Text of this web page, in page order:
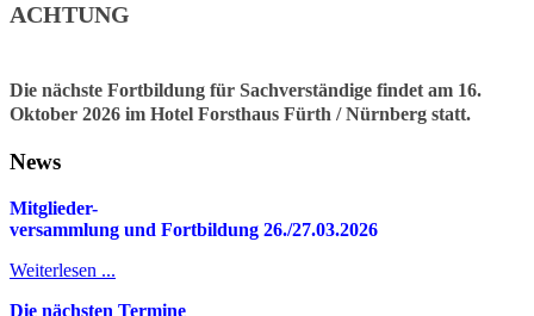
ACHTUNG
Die nächste Fortbildung für Sachverständige findet am 16.
Oktober 2026 im Hotel Forsthaus Fürth / Nürnberg statt.
News
Mitglieder-
versammlung und Fortbildung 26./27.03.2026
Weiterlesen ...
Die nächsten Termine